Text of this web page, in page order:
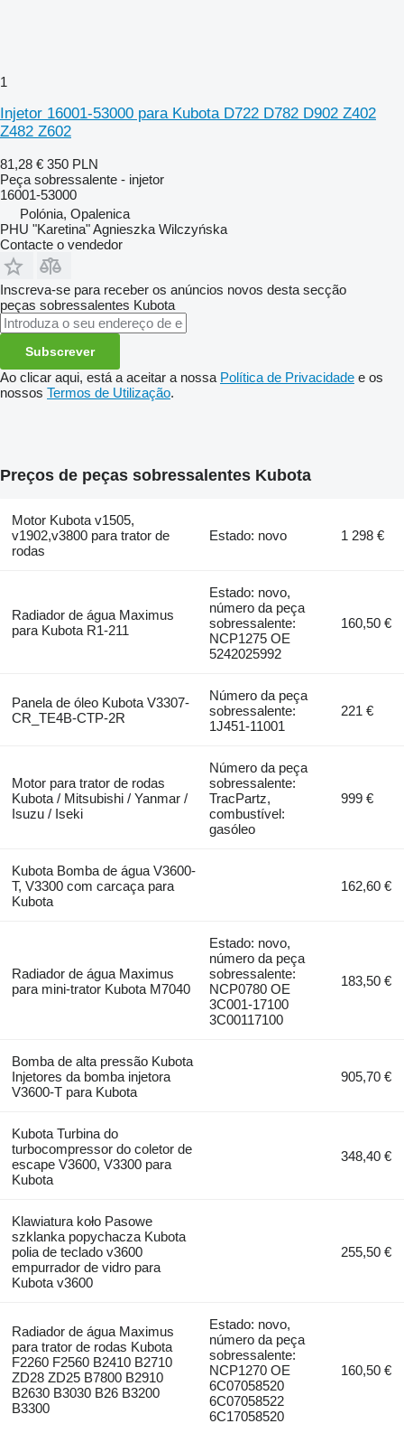
1
Injetor 16001-53000 para Kubota D722 D782 D902 Z402
Z482 Z602
81,28 € 350 PLN
Peça sobressalente - injetor
16001-53000
Polónia, Opalenica
PHU "Karetina" Agnieszka Wilczyńska
Contacte o vendedor
Inscreva-se para receber os anúncios novos desta secção
peças sobressalentes Kubota
Subscrever
Ao clicar aqui, está a aceitar a nossa Política de Privacidade e os
nossos Termos de Utilização.
Preços de peças sobressalentes Kubota
Motor Kubota v1505,
v1902,v3800 para trator de
rodas
Estado: novo 1 298 €
Radiador de água Maximus
para Kubota R1-211
Estado: novo,
número da peça
sobressalente:
NCP1275 OE
5242025992
160,50 €
Panela de óleo Kubota V3307-
CR_TE4B-CTP-2R
Número da peça
sobressalente:
1J451-11001
221 €
Motor para trator de rodas
Kubota / Mitsubishi / Yanmar /
Isuzu / Iseki
Número da peça
sobressalente:
TracPartz,
combustível:
gasóleo
999 €
Kubota Bomba de água V3600-
T, V3300 com carcaça para
Kubota
162,60 €
Radiador de água Maximus
para mini-trator Kubota M7040
Estado: novo,
número da peça
sobressalente:
NCP0780 OE
3C001-17100
3C00117100
183,50 €
Bomba de alta pressão Kubota
Injetores da bomba injetora
V3600-T para Kubota
905,70 €
Kubota Turbina do
turbocompressor do coletor de
escape V3600, V3300 para
Kubota
348,40 €
Klawiatura koło Pasowe
szklanka popychacza Kubota
polia de teclado v3600
empurrador de vidro para
Kubota v3600
255,50 €
Radiador de água Maximus
para trator de rodas Kubota
F2260 F2560 B2410 B2710
ZD28 ZD25 B7800 B2910
B2630 B3030 B26 B3200
B3300
Estado: novo,
número da peça
sobressalente:
NCP1270 OE
6C07058520
6C07058522
6C17058520
160,50 €